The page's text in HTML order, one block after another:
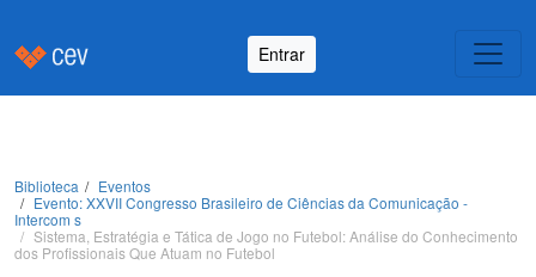
Entrar
Biblioteca
Eventos
Evento: XXVII Congresso Brasileiro de Ciências da Comunicação -
Intercom s
Sistema, Estratégia e Tática de Jogo no Futebol: Análise do Conhecimento
dos Profissionais Que Atuam no Futebol